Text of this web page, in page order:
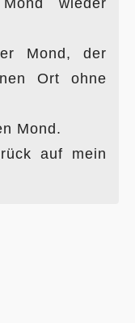
Mond, der
Ort ohne
Mond.
auf mein